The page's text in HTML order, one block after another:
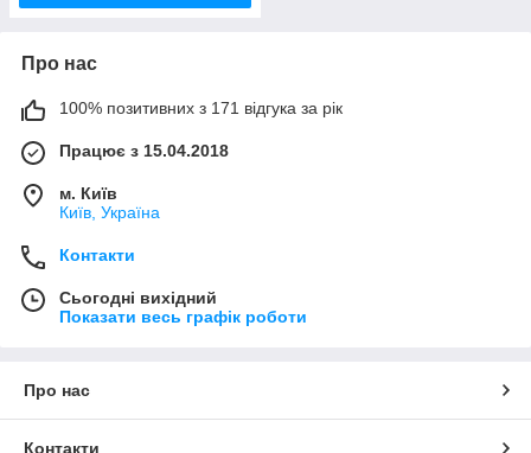
Про нас
100% позитивних з 171 відгука за рік
Працює з 15.04.2018
м. Київ
Київ, Україна
Контакти
Сьогодні вихідний
Показати весь графік роботи
Про нас
Контакти